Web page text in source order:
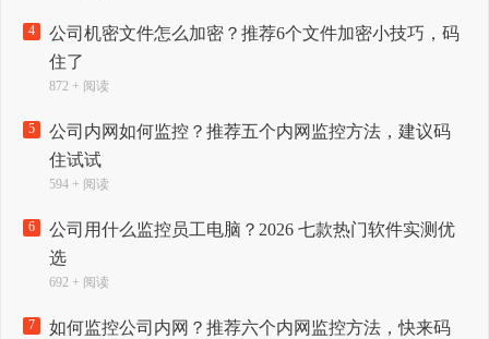
4
公司机密文件怎么加密？推荐6个文件加密小技巧，码
住了
872 + 阅读
5
公司内网如何监控？推荐五个内网监控方法，建议码
住试试
594 + 阅读
6
公司用什么监控员工电脑？2026 七款热门软件实测优
选
692 + 阅读
7
如何监控公司内网？推荐六个内网监控方法，快来码